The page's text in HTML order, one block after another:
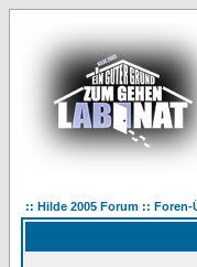
:: Hilde 2005 Forum :: Foren-